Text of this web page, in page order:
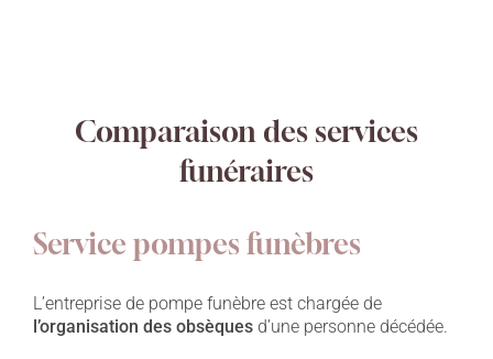
Comparaison des services
funéraires
Service pompes funèbres
L’entreprise de pompe funèbre est chargée de
l’organisation des obsèques d’une personne décédée.